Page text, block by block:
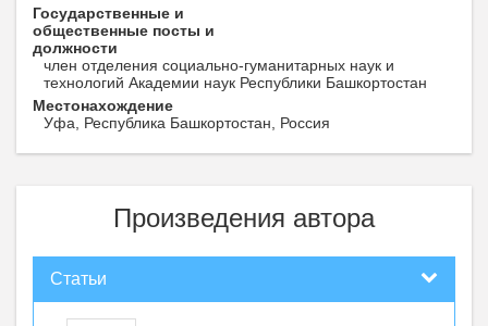
Государственные и
общественные посты и
должности
член отделения социально-гуманитарных наук и
технологий Академии наук Республики Башкортостан
Местонахождение
Уфа, Республика Башкортостан, Россия
Произведения автора
Статьи